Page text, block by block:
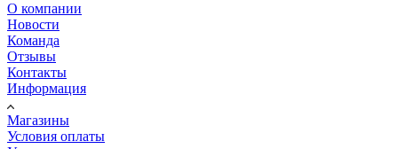
О компании
Новости
Команда
Отзывы
Контакты
Информация
Магазины
Условия оплаты